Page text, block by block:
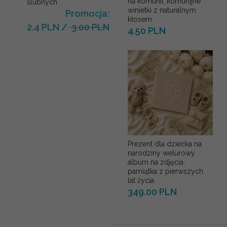
ślubnych
Promocja:
2.4 PLN / 3.00 PLN
winietki z naturalnym
kłosem
4.50 PLN
Prezent dla dziecka na
narodziny welurowy
album na zdjęcia,
pamiątka z pierwszych
lat życia
349.00 PLN